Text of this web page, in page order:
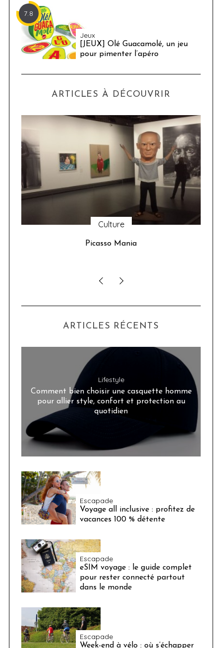
7.8
Jeux
[JEUX] Olé Guacamolé, un jeu
pour pimenter l’apéro
ARTICLES À DÉCOUVRIR
Culture
Picasso Mania
ARTICLES RÉCENTS
Lifestyle
Comment bien choisir une casquette homme
pour allier style, confort et protection au
quotidien
Escapade
Voyage all inclusive : profitez de
vacances 100 % détente
Escapade
eSIM voyage : le guide complet
pour rester connecté partout
dans le monde
Escapade
Week-end à vélo : où s’échapper